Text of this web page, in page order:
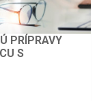
PRÍPRAVY
S